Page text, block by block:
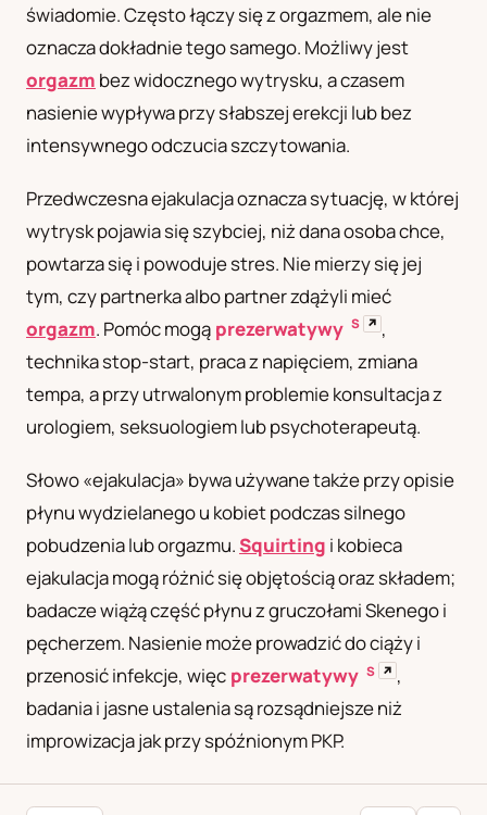
świadomie. Często łączy się z orgazmem, ale nie
oznacza dokładnie tego samego. Możliwy jest
orgazm bez widocznego wytrysku, a czasem
nasienie wypływa przy słabszej erekcji lub bez
intensywnego odczucia szczytowania.
Przedwczesna ejakulacja oznacza sytuację, w której
wytrysk pojawia się szybciej, niż dana osoba chce,
powtarza się i powoduje stres. Nie mierzy się jej
tym, czy partnerka albo partner zdążyli mieć
orgazm. Pomóc mogą prezerwatywy S ↗ ,
technika stop-start, praca z napięciem, zmiana
tempa, a przy utrwalonym problemie konsultacja z
urologiem, seksuologiem lub psychoterapeutą.
Słowo «ejakulacja» bywa używane także przy opisie
płynu wydzielanego u kobiet podczas silnego
pobudzenia lub orgazmu.Squirting i kobieca
ejakulacja mogą różnić się objętością oraz składem;
badacze wiążą część płynu z gruczołami Skenego i
pęcherzem. Nasienie może prowadzić do ciąży i
przenosić infekcje, więc prezerwatywy S ↗ ,
badania i jasne ustalenia są rozsądniejsze niż
improwizacja jak przy spóźnionym PKP.